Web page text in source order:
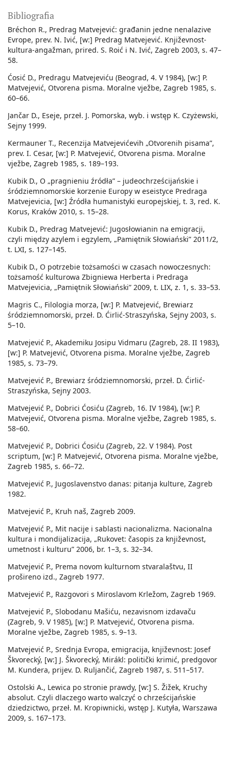
Bibliografia
Bréchon R., Predrag Matvejević: građanin jedne nenalazive
Evrope, prev. N. Ivić, [w:] Predrag Matvejević. Književnost-
kultura-angažman, prired. S. Roić i N. Ivić, Zagreb 2003, s. 47–
58.
Ćosić D., Predragu Matvejeviću (Beograd, 4. V 1984), [w:] P.
Matvejević, Otvorena pisma. Moralne vježbe, Zagreb 1985, s.
60–66.
Jančar D., Eseje, przeł. J. Pomorska, wyb. i wstęp K. Czyżewski,
Sejny 1999.
Kermauner T., Recenzija Matvejevićevih „Otvorenih pisama”,
prev. I. Cesar, [w:] P. Matvejević, Otvorena pisma. Moralne
vježbe, Zagreb 1985, s. 189–193.
Kubik D., O „pragnieniu źródła” – judeochrześcijańskie i
śródziemnomorskie korzenie Europy w eseistyce Predraga
Matvejevicia, [w:] Źródła humanistyki europejskiej, t. 3, red. K.
Korus, Kraków 2010, s. 15–28.
Kubik D., Predrag Matvejević: Jugosłowianin na emigracji,
czyli między azylem i egzylem, „Pamiętnik Słowiański” 2011/2,
t. LXI, s. 127–145.
Kubik D., O potrzebie tożsamości w czasach nowoczesnych:
tożsamość kulturowa Zbigniewa Herberta i Predraga
Matvejevicia, „Pamiętnik Słowiański” 2009, t. LIX, z. 1, s. 33–53.
Magris C., Filologia morza, [w:] P. Matvejević, Brewiarz
śródziemnomorski, przeł. D. Ćirlić-Straszyńska, Sejny 2003, s.
5–10.
Matvejević P., Akademiku Josipu Vidmaru (Zagreb, 28. II 1983),
[w:] P. Matvejević, Otvorena pisma. Moralne vježbe, Zagreb
1985, s. 73–79.
Matvejević P., Brewiarz śródziemnomorski, przeł. D. Ćirlić-
Straszyńska, Sejny 2003.
Matvejević P., Dobrici Ćosiću (Zagreb, 16. IV 1984), [w:] P.
Matvejević, Otvorena pisma. Moralne vježbe, Zagreb 1985, s.
58–60.
Matvejević P., Dobrici Ćosiću (Zagreb, 22. V 1984). Post
scriptum, [w:] P. Matvejević, Otvorena pisma. Moralne vježbe,
Zagreb 1985, s. 66–72.
Matvejević P., Jugoslavenstvo danas: pitanja kulture, Zagreb
1982.
Matvejević P., Kruh naš, Zagreb 2009.
Matvejević P., Mit nacije i sablasti nacionalizma. Nacionalna
kultura i mondijalizacija, „Rukovet: časopis za književnost,
umetnost i kulturu” 2006, br. 1–3, s. 32–34.
Matvejević P., Prema novom kulturnom stvaralaštvu, II
prošireno izd., Zagreb 1977.
Matvejević P., Razgovori s Miroslavom Krležom, Zagreb 1969.
Matvejević P., Slobodanu Mašiću, nezavisnom izdavaču
(Zagreb, 9. V 1985), [w:] P. Matvejević, Otvorena pisma.
Moralne vježbe, Zagreb 1985, s. 9–13.
Matvejević P., Srednja Evropa, emigracija, književnost: Josef
Škvorecký, [w:] J. Škvorecký, Mirákl: politički krimić, predgovor
M. Kundera, prijev. D. Ruljančić, Zagreb 1987, s. 511–517.
Ostolski A., Lewica po stronie prawdy, [w:] S. Žižek, Kruchy
absolut. Czyli dlaczego warto walczyć o chrześcijańskie
dziedzictwo, przeł. M. Kropiwnicki, wstęp J. Kutyła, Warszawa
2009, s. 167–173.